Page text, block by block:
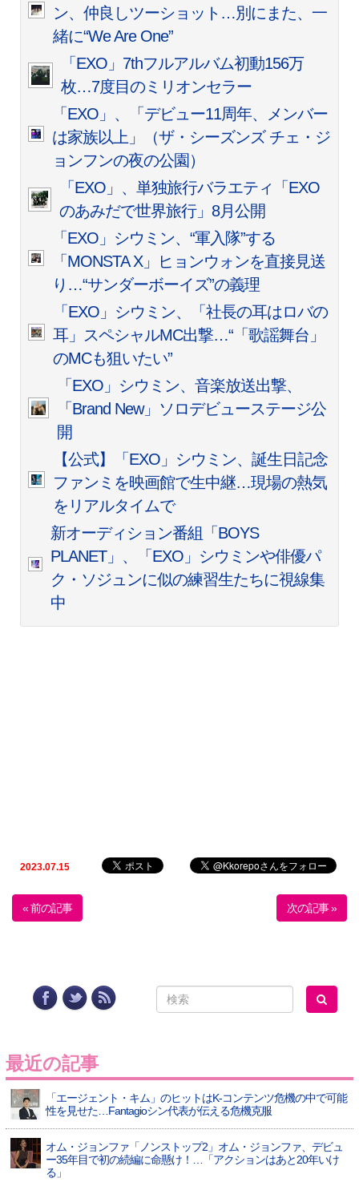
ン、仲良しツーショット…別にまた、一
緒に“We Are One”
「EXO」7thフルアルバム初動156万
枚…7度目のミリオンセラー
「EXO」、「デビュー11周年、メンバー
は家族以上」（ザ・シーズンズ チェ・ジ
ョンフンの夜の公園）
「EXO」、単独旅行バラエティ「EXO
のあみだで世界旅行」8月公開
「EXO」シウミン、“軍入隊”する
「MONSTA X」ヒョンウォンを直接見送
り…“サンダーボーイズ”の義理
「EXO」シウミン、「社長の耳はロバの
耳」スペシャルMC出撃…“「歌謡舞台」
のMCも狙いたい”
「EXO」シウミン、音楽放送出撃、
「Brand New」ソロデビューステージ公
開
【公式】「EXO」シウミン、誕生日記念
ファンミを映画館で生中継…現場の熱気
をリアルタイムで
新オーディション番組「BOYS
PLANET」、「EXO」シウミンや俳優パ
ク・ソジュンに似の練習生たちに視線集
中
2023.07.15
« 前の記事 次の記事 »
最近の記事
「エージェント・キム」のヒットはK-コンテンツ危機の中で可能
性を見せた…Fantagioシン代表が伝える危機克服
オム・ジョンファ「ノンストップ2」オム・ジョンファ、デビュ
ー35年目で初の続編に命懸け！…「アクションはあと20年いけ
る」